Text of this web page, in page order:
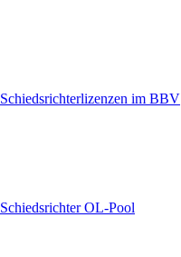
Schiedsrichterlizenzen im BBV
Schiedsrichter OL-Pool